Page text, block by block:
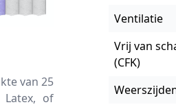
van 25
of
Ventilatie
Vrij van
(CFK)